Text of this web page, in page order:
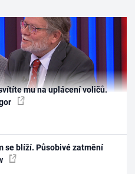
mu na uplácení voličů.
se blíží. Působivé zatmění